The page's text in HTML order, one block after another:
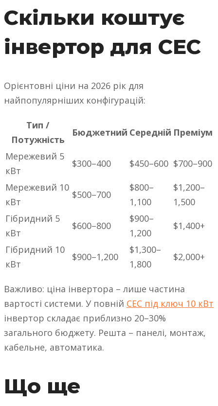
Скільки коштує
інвертор для СЕС
Орієнтовні ціни на 2026 рік для
найпопулярніших конфігурацій:
Тип /
Потужність
Бюджетний Середній Преміум
Мережевий 5
кВт
$300–400 $450–600 $700–900
Мережевий 10
кВт
$500–700
$800–
1,100
$1,200–
1,500
Гібридний 5
кВт
$600–800
$900–
1,200
$1,400+
Гібридний 10
кВт
$900–1,200
$1,300–
1,800
$2,000+
Важливо: ціна інвертора – лише частина
вартості системи. У повній СЕС під ключ 10 кВт
інвертор складає приблизно 20–30%
загального бюджету. Решта – панелі, монтаж,
кабельне, автоматика.
Що ще